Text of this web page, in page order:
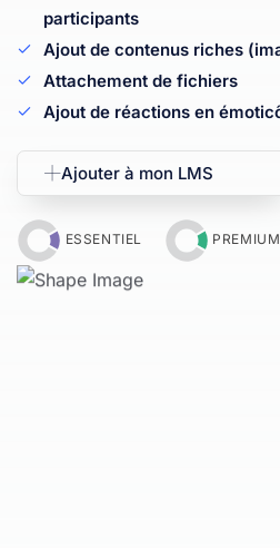
participants
Ajout de contenus riches
Attachement de fichiers
Ajout de réactions en
Ajouter à mon LMS
ESSENTIEL PREMIUM